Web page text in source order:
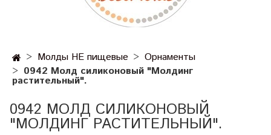
Молды НЕ пищевые
Орнаменты
0942 Молд силиконовый "Молдинг
растительный".
0942 МОЛД СИЛИКОНОВЫЙ
"МОЛДИНГ РАСТИТЕЛЬНЫЙ".